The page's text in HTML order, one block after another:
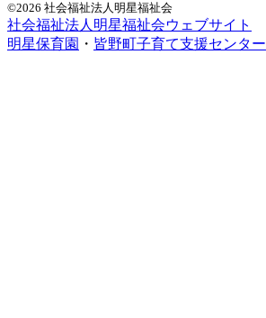
©2026 社会福祉法人明星福祉会
社会福祉法人明星福祉会ウェブサイト
明星保育園 ・ 皆野町子育て支援センター